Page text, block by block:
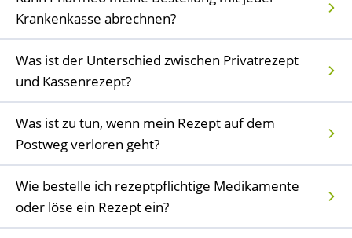
Krankenkasse abrechnen?
Was ist der Unterschied zwischen Privatrezept
und Kassenrezept?
Was ist zu tun, wenn mein Rezept auf dem
Postweg verloren geht?
Wie bestelle ich rezeptpflichtige Medikamente
oder löse ein Rezept ein?